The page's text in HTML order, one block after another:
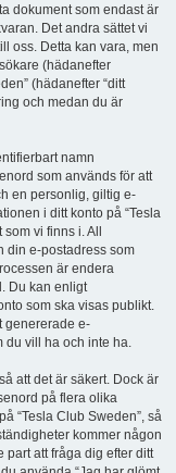
dokument som endast är
Det andra sättet vi
oss. Detta kan vara, men
(hädanefter
(hädanefter “ditt
och medan du är
namn
som används för att
en personlig, giltig e-
i ditt konto på “Tesla
vi finns i. All
din e-postadress som
är endera
Du kan enligt
som ska visas publikt.
genererade e-
du vill ha och inte ha.
att det är säkert. Dock är
på flera olika
“Tesla Club Sweden”, så
kommer någon
part att fråga dig efter ditt